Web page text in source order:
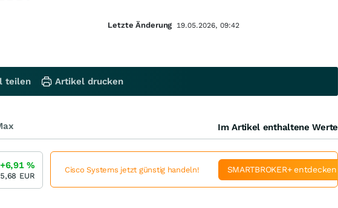
Letzte Änderung 19.05.2026, 09:42
teilen Artikel drucken
Im Artikel enthaltene Werte
+6,91%
EUR
Cisco Systems jetzt günstig handeln! SMARTBROKER+ entdecken